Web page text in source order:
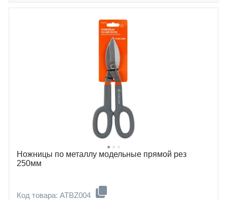
Ножницы по металлу модельные прямой рез
250мм
Код товара: ATBZ004